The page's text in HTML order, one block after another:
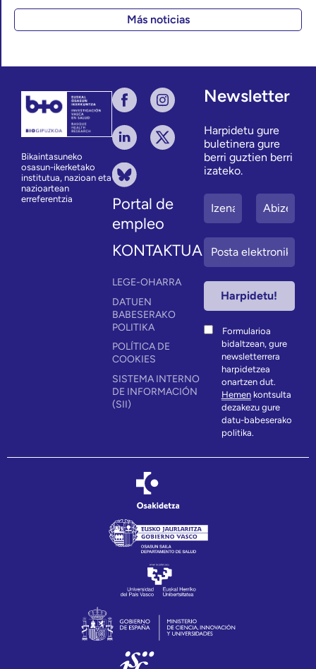
Más noticias
Bikaintasuneko
osasun-ikerketako
institutua, nazioan eta
nazioartean
erreferentzia
Portal de
empleo
KONTAKTUA
LEGE-OHARRA
DATUEN
BABESERAKO
POLITIKA
POLÍTICA DE
COOKIES
SISTEMA INTERNO
DE INFORMACIÓN
(SII)
Newsletter
Harpidetu gure
buletinera gure
berri guztien berri
izateko.
Formularioa
bidaltzean, gure
newsletterrera
harpidetzea
onartzen dut.
Hemenkontsulta
dezakezu gure
datu-babeserako
politika.